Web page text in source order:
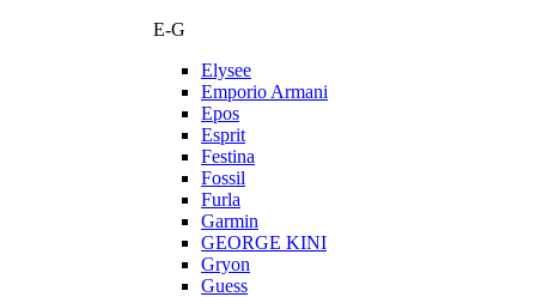
E-G
Elysee
Emporio Armani
Epos
Esprit
Festina
Fossil
Furla
Garmin
GEORGE KINI
Gryon
Guess